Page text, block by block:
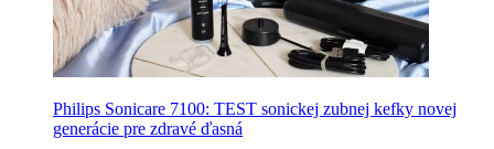
Philips Sonicare 7100: TEST sonickej zubnej kefky novej
generácie pre zdravé ďasná